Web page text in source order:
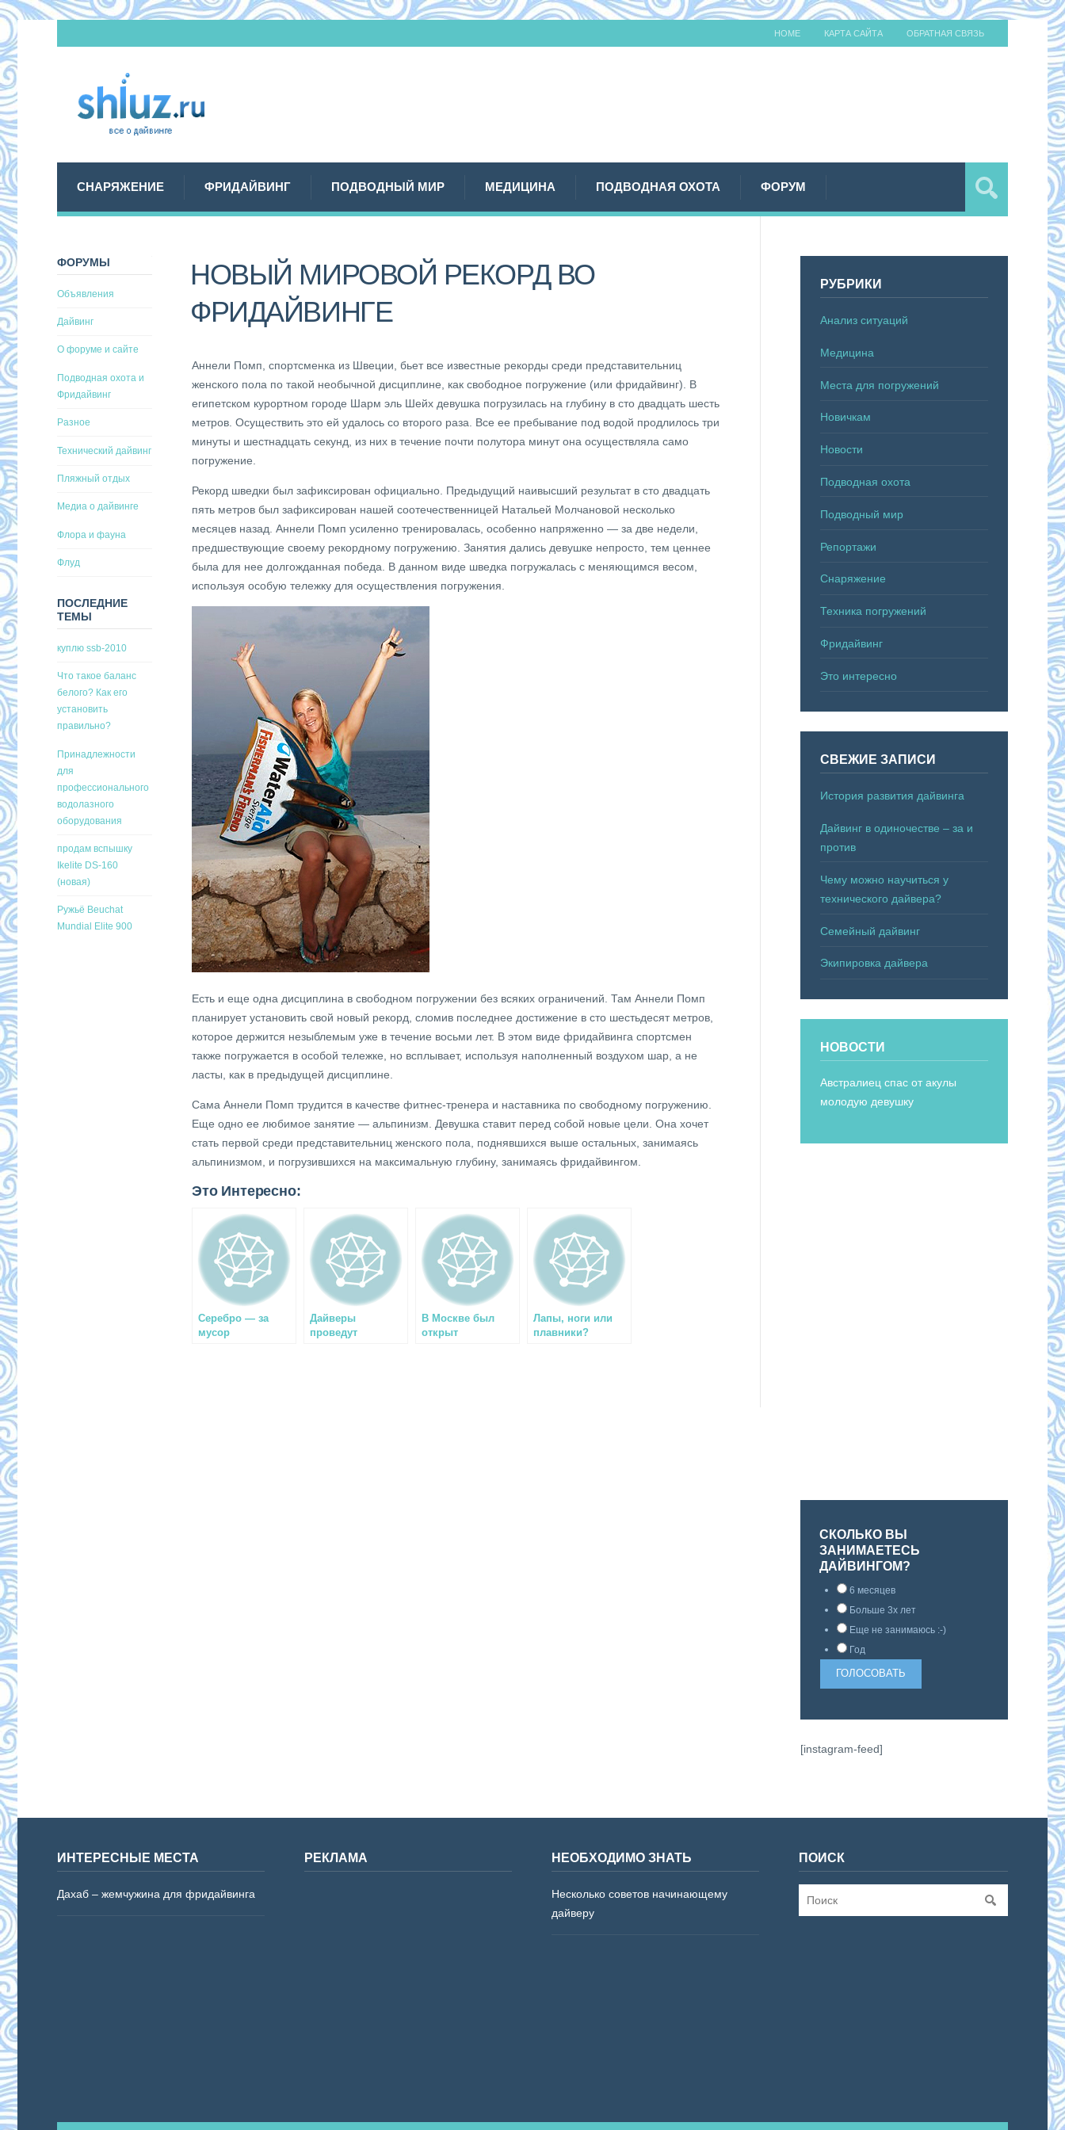
HOME КАРТА САЙТА ОБРАТНАЯ СВЯЗЬ
СНАРЯЖЕНИЕ ФРИДАЙВИНГ ПОДВОДНЫЙ МИР МЕДИЦИНА ПОДВОДНАЯ ОХОТА ФОРУМ
НОВЫЙ МИРОВОЙ РЕКОРД ВО
ФРИДАЙВИНГЕ
Аннели Помп, спортсменка из Швеции, бьет все известные рекорды среди представительниц
женского пола по такой необычной дисциплине, как свободное погружение (или фридайвинг). В
египетском курортном городе Шарм эль Шейх девушка погрузилась на глубину в сто двадцать шесть
метров. Осуществить это ей удалось со второго раза. Все ее пребывание под водой продлилось три
минуты и шестнадцать секунд, из них в течение почти полутора минут она осуществляла само
погружение.
Рекорд шведки был зафиксирован официально. Предыдущий наивысший результат в сто двадцать
пять метров был зафиксирован нашей соотечественницей Натальей Молчановой несколько
месяцев назад. Аннели Помп усиленно тренировалась, особенно напряженно — за две недели,
предшествующие своему рекордному погружению. Занятия дались девушке непросто, тем ценнее
была для нее долгожданная победа. В данном виде шведка погружалась с меняющимся весом,
используя особую тележку для осуществления погружения.
Есть и еще одна дисциплина в свободном погружении без всяких ограничений. Там Аннели Помп
планирует установить свой новый рекорд, сломив последнее достижение в сто шестьдесят метров,
которое держится незыблемым уже в течение восьми лет. В этом виде фридайвинга спортсмен
также погружается в особой тележке, но всплывает, используя наполненный воздухом шар, а не
ласты, как в предыдущей дисциплине.
Сама Аннели Помп трудится в качестве фитнес-тренера и наставника по свободному погружению.
Еще одно ее любимое занятие — альпинизм. Девушка ставит перед собой новые цели. Она хочет
стать первой среди представительниц женского пола, поднявшихся выше остальных, занимаясь
альпинизмом, и погрузившихся на максимальную глубину, занимаясь фридайвингом.
Это Интересно:
Серебро — за
мусор
Дайверы
проведут
В Москве был
открыт
Лапы, ноги или
плавники?
ФОРУМЫ
Объявления
Дайвинг
О форуме и сайте
Подводная охота и
Фридайвинг
Разное
Технический дайвинг
Пляжный отдых
Медиа о дайвинге
Флора и фауна
Флуд
ПОСЛЕДНИЕ
ТЕМЫ
куплю ssb-2010
Что такое баланс
белого? Как его
установить
правильно?
Принадлежности
для
профессионального
водолазного
оборудования
продам вспышку
Ikelite DS-160
(новая)
Ружьё Beuchat
Mundial Elite 900
РУБРИКИ
Анализ ситуаций
Медицина
Места для погружений
Новичкам
Новости
Подводная охота
Подводный мир
Репортажи
Снаряжение
Техника погружений
Фридайвинг
Это интересно
СВЕЖИЕ ЗАПИСИ
История развития дайвинга
Дайвинг в одиночестве – за и
против
Чему можно научиться у
технического дайвера?
Семейный дайвинг
Экипировка дайвера
НОВОСТИ
Австралиец спас от акулы
молодую девушку
СКОЛЬКО ВЫ
ЗАНИМАЕТЕСЬ
ДАЙВИНГОМ?
6 месяцев
Больше 3х лет
Еще не занимаюсь :-)
Год
[instagram-feed]
ИНТЕРЕСНЫЕ МЕСТА
Дахаб – жемчужина для фридайвинга
РЕКЛАМА НЕОБХОДИМО ЗНАТЬ
Несколько советов начинающему
дайверу
ПОИСК